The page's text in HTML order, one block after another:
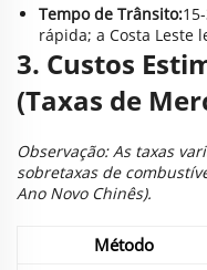
Tempo de Trânsito:
rápida; a Costa Leste
3. Custos
(Taxas de
Observação: As taxas
sobretaxas de
Ano Novo Chinês).
Método